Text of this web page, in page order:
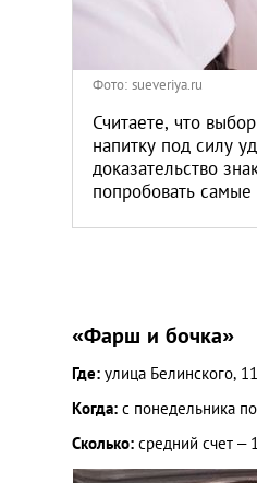
Санкт-
Фото: sueveriya.ru
Считаете, что
напитку под силу
доказательство
попробовать
«Фарш и бочка»
Где: улица Белинского, 11
Когда: с понедельника
Сколько: средний счет –